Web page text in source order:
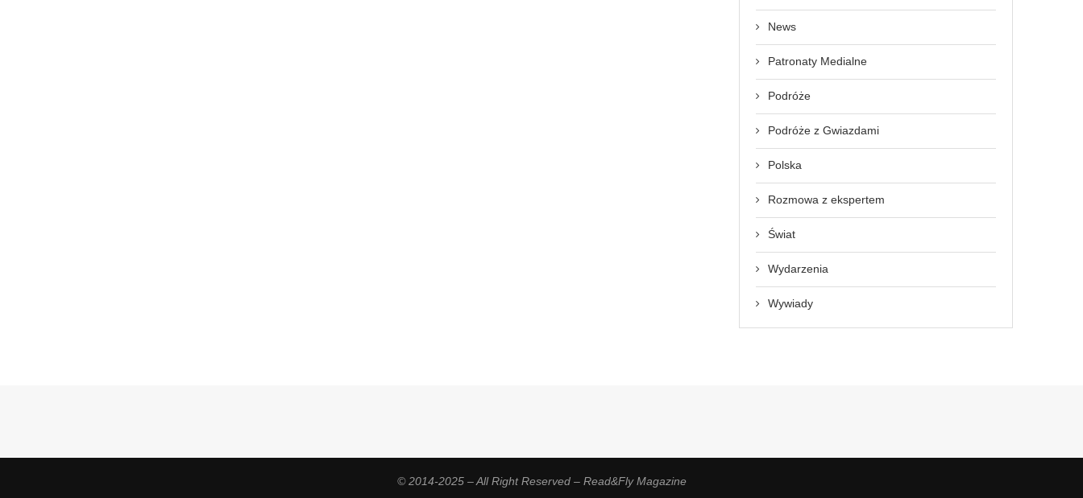
News
Patronaty Medialne
Podróże
Podróże z Gwiazdami
Polska
Rozmowa z ekspertem
Świat
Wydarzenia
Wywiady
© 2014-2025 – All Right Reserved – Read&Fly Magazine